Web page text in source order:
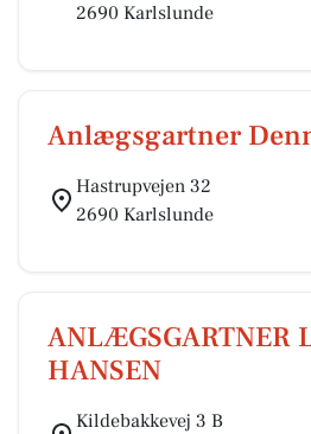
2690 Karlslunde
Anlægsgartner
Hastrupvejen 32
2690 Karlslunde
ANLÆGSGARTNER
HANSEN
Kildebakkevej 3 B